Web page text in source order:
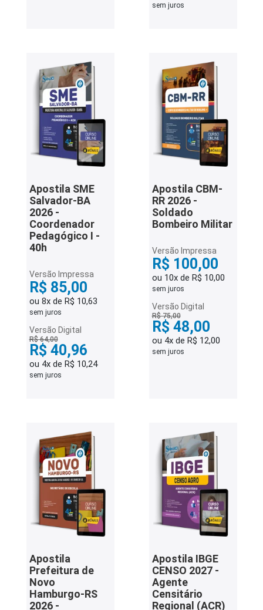
sem juros
Apostila SME
Salvador-BA
2026 -
Coordenador
Pedagógico I -
40h
Versão Impressa
R$ 85,00
ou 8x de R$ 10,63
sem juros
Versão Digital
R$ 64,00
R$ 40,96
ou 4x de R$ 10,24
sem juros
Apostila CBM-
RR 2026 -
Soldado
Bombeiro Militar
Versão Impressa
R$ 100,00
ou 10x de R$ 10,00
sem juros
Versão Digital
R$ 75,00
R$ 48,00
ou 4x de R$ 12,00
sem juros
Apostila
Prefeitura de
Novo
Hamburgo-RS
2026 -
Apostila IBGE
CENSO 2027 -
Agente
Censitário
Regional (ACR)